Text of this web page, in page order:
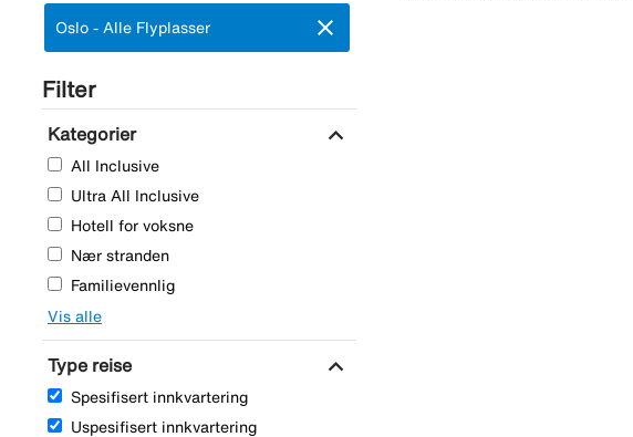
Fjern:
Oslo - Alle Flyplasser close
Filter
Kategorier expand_more
All Inclusive
Ultra All Inclusive
Hotell for voksne
Nær stranden
Familievennlig
Vis alle
Type reise expand_more
Spesifisert innkvartering
Uspesifisert innkvartering